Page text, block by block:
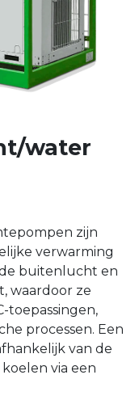
water
zijn
verwarming
buitenlucht en
waardoor ze
toepassingen,
processen. Een
van de
via een